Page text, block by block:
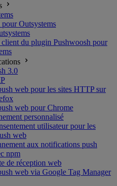
Outsystems
du plugin Pushwoosh pour
3.0
web pour les sites HTTP sur
web pour Chrome
personnalisé
utilisateur pour les
web
aux notifications push
npm
de réception web
web via Google Tag Manager